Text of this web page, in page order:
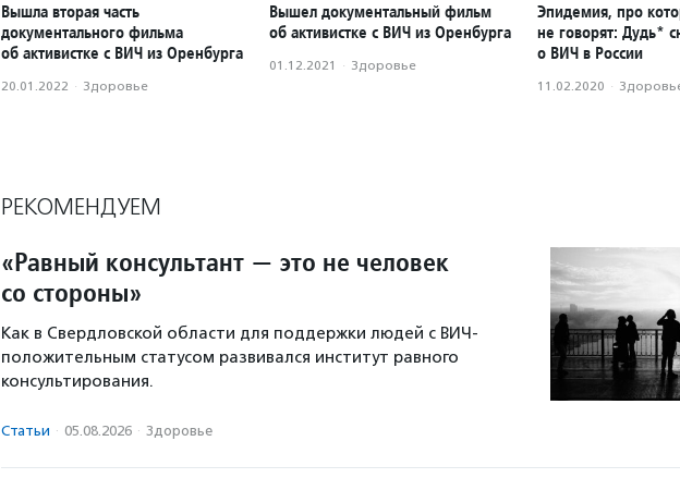
Вышла вторая часть
документального фильма
об активистке с ВИЧ из Оренбурга
20.01.2022 · Здоровье
Вышел документальный фильм
об активистке с ВИЧ из Оренбурга
01.12.2021 · Здоровье
Эпидемия, про
не говорят: Дудь*
о ВИЧ в России
11.02.2020 ·
РЕКОМЕНДУЕМ
«Равный консультант — это не человек
со стороны»
Как в Свердловской области для поддержки людей с ВИЧ-
положительным статусом развивался институт равного
консультирования.
Статьи · 05.08.2026 · Здоровье